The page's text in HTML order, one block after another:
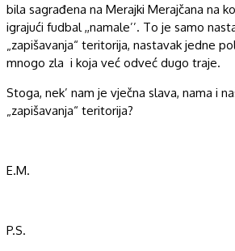
bila sagrađena na Merajki Merajčana na
igrajući fudbal ,,namale’’. To je samo
„zapišavanja“ teritorija, nastavak jedne
mnogo zla i koja već odveć dugo traje.
Stoga, nek’ nam je vječna slava, nama i
„zapišavanja“ teritorija?
E.M.
P.S.